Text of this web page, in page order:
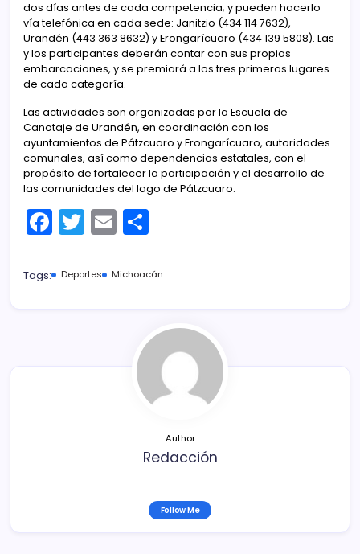
dos días antes de cada competencia; y pueden hacerlo
vía telefónica en cada sede: Janitzio (434 114 7632),
Urandén (443 363 8632) y Erongarícuaro (434 139 5808). Las
y los participantes deberán contar con sus propias
embarcaciones, y se premiará a los tres primeros lugares
de cada categoría.
Las actividades son organizadas por la Escuela de
Canotaje de Urandén, en coordinación con los
ayuntamientos de Pátzcuaro y Erongarícuaro, autoridades
comunales, así como dependencias estatales, con el
propósito de fortalecer la participación y el desarrollo de
las comunidades del lago de Pátzcuaro.
F
a
c
T
w
itt
E
m
ai m
ar
tir
Tags: Deportes Michoacán
Author
Redacción
Follow Me